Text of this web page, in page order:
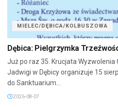
MIELEC/DĘBICA/KOLBUSZOWA
Dębica: Pielgrzymka
Już po raz 35. Krucjata Wyzwolenia
Jadwigi w Dębicy organizuje 15
do Sanktuarium...
2026-08-07